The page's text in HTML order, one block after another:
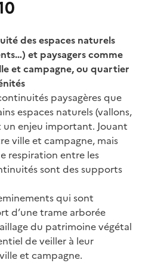
des espaces naturels
et paysagers comme
et campagne, ou quartier
paysagères que
espaces naturels (vallons,
un enjeu important. Jouant
ville et campagne, mais
respiration entre les
sont des supports
qui sont
d’une trame arborée
du patrimoine végétal
de veiller à leur
et campagne.